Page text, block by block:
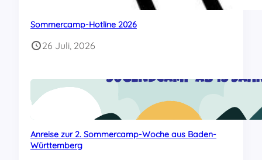
Sommercamp-Hotline 2026
26 Juli, 2026
Anreise zur 2. Sommercamp-Woche aus Baden-
Württemberg